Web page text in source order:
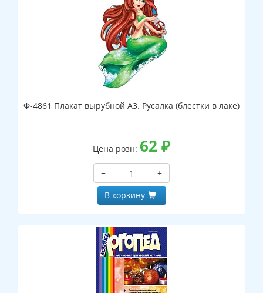
Ф-4861 Плакат вырубной А3. Русалка (блестки в лаке)
Цена розн: 62 ₽
−
+
В корзину